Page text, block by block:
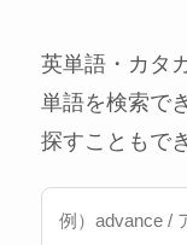
英単語・カタ
単語を検索で
探すこともで